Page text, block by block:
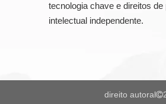
tecnologia chave e direitos de
intelectual independente.
direito autoral